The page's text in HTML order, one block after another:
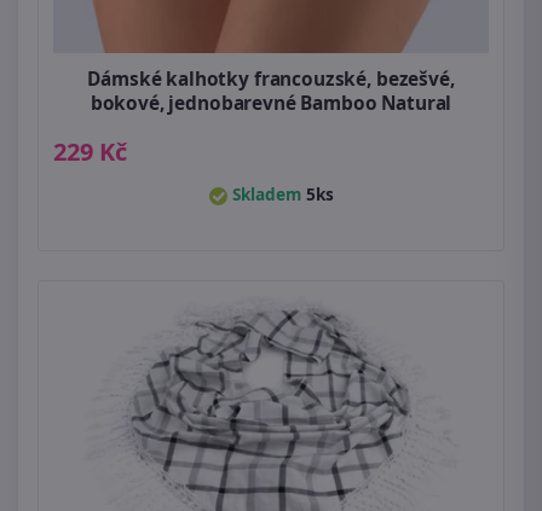
Dámské kalhotky francouzské, bezešvé,
bokové, jednobarevné Bamboo Natural
229 Kč
Skladem 5ks